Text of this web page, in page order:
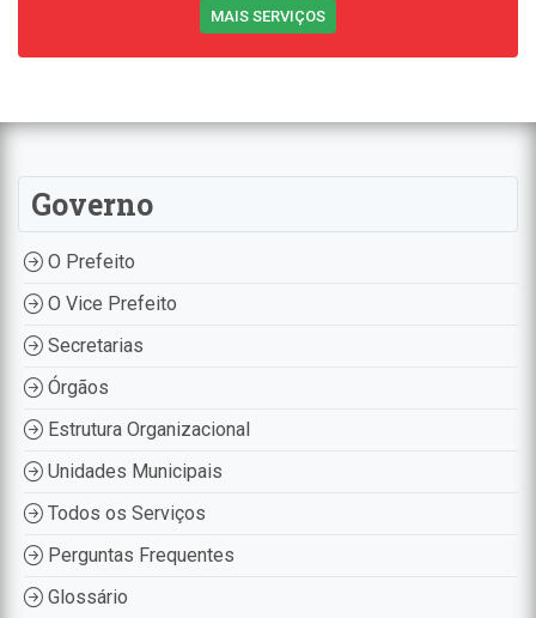
MAIS SERVIÇOS
Governo
O Prefeito
O Vice Prefeito
Secretarias
Órgãos
Estrutura Organizacional
Unidades Municipais
Todos os Serviços
Perguntas Frequentes
Glossário